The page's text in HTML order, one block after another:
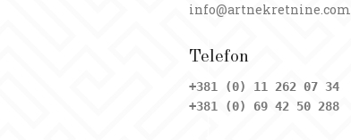
info@artnekretnine.com
Telefon
+381 (0) 11 262 07 34
+381 (0) 69 42 50 288